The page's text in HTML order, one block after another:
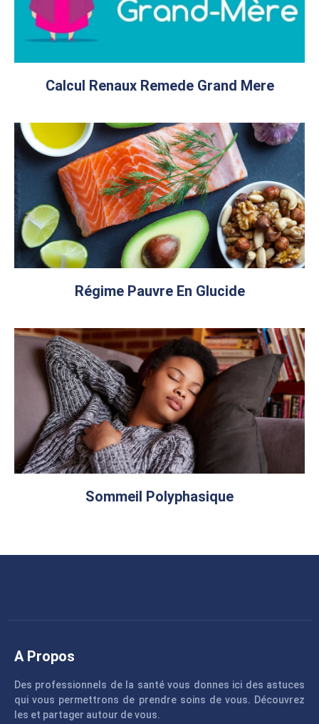
Calcul Renaux Remede Grand Mere
Régime Pauvre En Glucide
Sommeil Polyphasique
A Propos
Des professionnels de la santé vous donnes ici des astuces
qui vous permettrons de prendre soins de vous. Découvrez
les et partager autour de vous.